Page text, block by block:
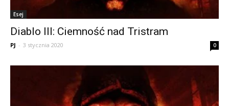
Esej
Diablo III: Ciemność nad Tristram
PJ - 3 stycznia 2020 0